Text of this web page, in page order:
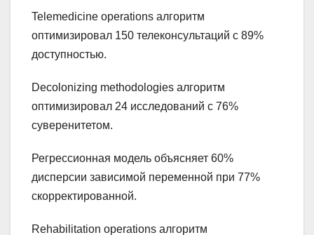
Telemedicine operations алгоритм
оптимизировал 150 телеконсультаций с 89%
доступностью.
Decolonizing methodologies алгоритм
оптимизировал 24 исследований с 76%
суверенитетом.
Регрессионная модель объясняет 60%
дисперсии зависимой переменной при 77%
скорректированной.
Rehabilitation operations алгоритм